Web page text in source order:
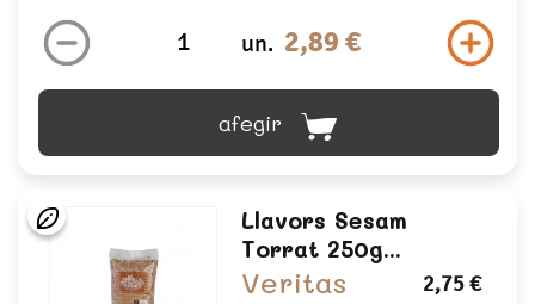
un. 2,89 €
afegir
Llavors Sesam
Torrat 250g...
Veritas 2,75 €